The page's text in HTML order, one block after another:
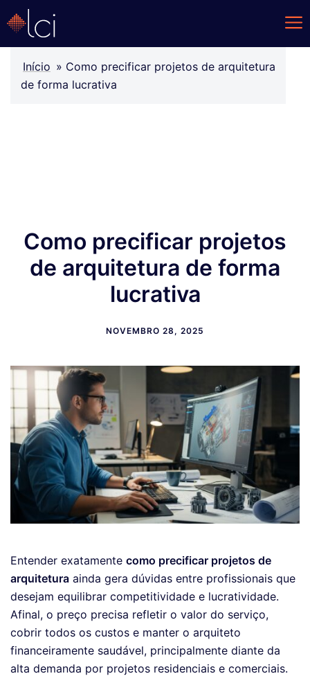
Início » Como precificar projetos de arquitetura
de forma lucrativa
Como precificar projetos
de arquitetura de forma
lucrativa
NOVEMBRO 28, 2025
Entender exatamente como precificar projetos de
arquitetura ainda gera dúvidas entre profissionais que
desejam equilibrar competitividade e lucratividade.
Afinal, o preço precisa refletir o valor do serviço,
cobrir todos os custos e manter o arquiteto
financeiramente saudável, principalmente diante da
alta demanda por projetos residenciais e comerciais.